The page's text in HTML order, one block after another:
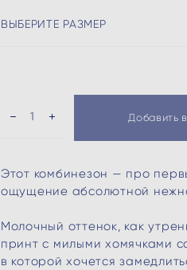
ВЫБЕРИТЕ РАЗМЕР
Добавить
Этот комбинезон — про
ощущение абсолютной
Молочный оттенок, как
принт с милыми хомячками
в которой хочется